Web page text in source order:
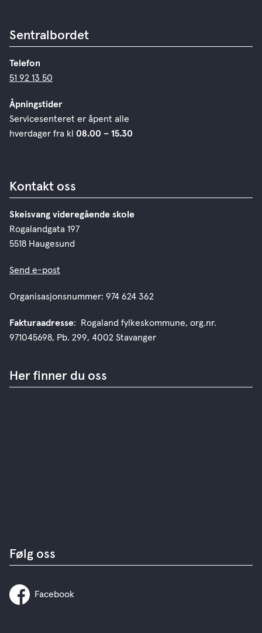
Sentralbordet
Telefon
51 92 13 50
Åpningstider
Servicesenteret er åpent alle
hverdager fra kl 08.00 – 15.30
Kontakt oss
Skeisvang videregående skole
Rogalandgata 197
5518 Haugesund
Send e-post
Organisasjonsnummer: 974 624 362
Fakturaadresse: Rogaland fylkeskommune, org.nr.
971045698, Pb. 299, 4002 Stavanger
Her finner du oss
Følg oss
Facebook